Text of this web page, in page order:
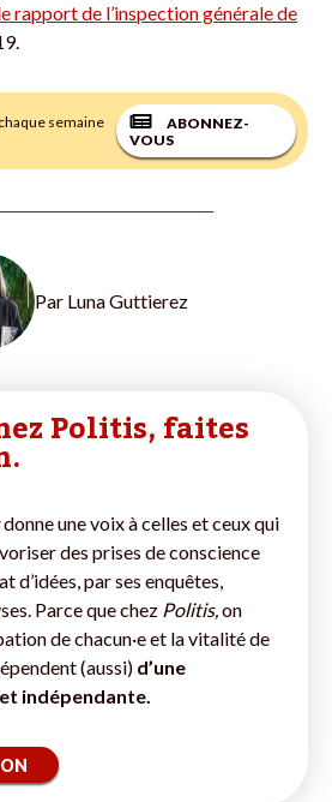
rapport de l’inspection générale de
semaine
ABONNEZ-
VOUS
Par Luna Guttierez
Politis, faites
donne une voix à celles et ceux qui
des prises de conscience
d’idées, par ses enquêtes,
Parce que chez Politis,on
de chacun·e et la vitalité de
(aussi) d’une
indépendante.